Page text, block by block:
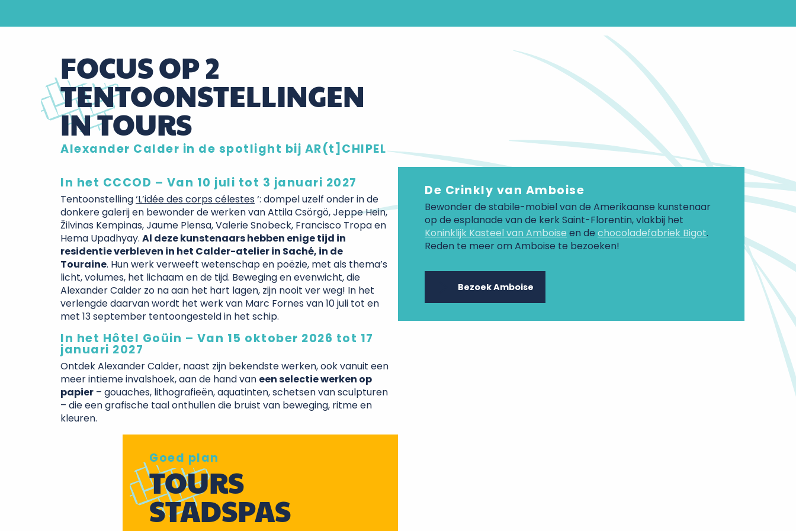
De Crinkly van Amboise
Bewonder de stabile-mobiel van de Amerikaanse kunstenaar
op de esplanade van de kerk Saint-Florentin, vlakbij het
Koninklijk Kasteel van Amboise en de chocoladefabriek Bigot.
Reden te meer om Amboise te bezoeken!
Bezoek Amboise
FOCUS OP 2
TENTOONSTELLINGEN
IN TOURS
Alexander Calder in de spotlight bij AR(t]CHIPEL
In het CCCOD – Van 10 juli tot 3 januari 2027
Tentoonstelling‘L’idée des corps célestes‘: dompel uzelf onder in de
donkere galerij en bewonder de werken van Attila Csörgö, Jeppe Hein,
Žilvinas Kempinas, Jaume Plensa, Valerie Snobeck, Francisco Tropa en
Hema Upadhyay. Al deze kunstenaars hebben enige tijd in
residentie verbleven in het Calder-atelier in Saché, in de
Touraine. Hun werk verweeft wetenschap en poëzie, met als thema’s
licht, volumes, het lichaam en de tijd. Beweging en evenwicht, die
Alexander Calder zo na aan het hart lagen, zijn nooit ver weg! In het
verlengde daarvan wordt het werk van Marc Fornes van 10 juli tot en
met 13 september tentoongesteld in het schip.
In het Hôtel Goüin – Van 15 oktober 2026 tot 17
januari 2027
Ontdek Alexander Calder, naast zijn bekendste werken, ook vanuit een
meer intieme invalshoek, aan de hand van een selectie werken op
papier – gouaches, lithografieën, aquatinten, schetsen van sculpturen
– die een grafische taal onthullen die bruist van beweging, ritme en
kleuren.
Goed plan
TOURS
STADSPAS